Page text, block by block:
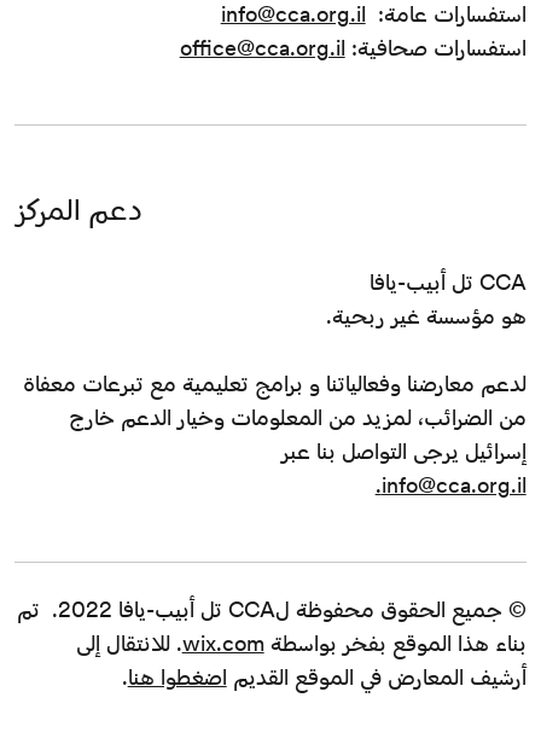
© جميع الحقوق محفوظة لCCA تل أبيب-يافا 2022. تم
بناء هذا الموقع بفخر بواسطة wix.com. للانتقال إلى
أرشيف المعارض في الموقع القديم اضغطوا هنا.
استفسارات عامة: info@cca.org.il
استفسارات صحافية: office@cca.org.il
دعم المركز
CCA تل أبيب-يافا
هو مؤسسة غير ربحية.
لدعم معارضنا وفعالياتنا و برامج تعليمية مع تبرعات معفاة
من الضرائب، لمزيد من المعلومات وخيار الدعم خارج
إسرائيل يرجى التواصل بنا عبر
info@cca.org.il.